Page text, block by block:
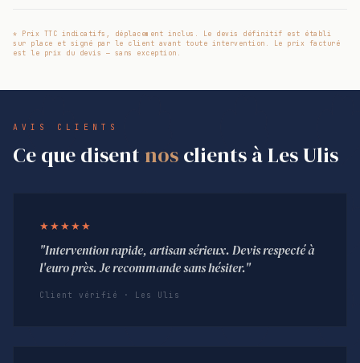
* Prix TTC indicatifs, déplacement inclus. Le devis définitif est établi
sur place et signé par le client avant toute intervention. Le prix facturé
est le prix du devis — sans exception.
AVIS CLIENTS
Ce que disent nosclients à Les Ulis
★★★★★
"Intervention rapide, artisan sérieux. Devis respecté à
l'euro près. Je recommande sans hésiter."
Client vérifié · Les Ulis